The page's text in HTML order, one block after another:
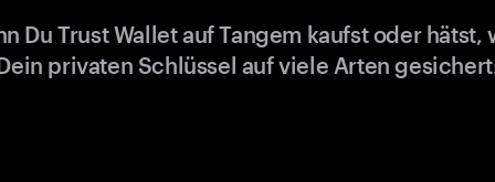
Du Trust Wallet auf Tangem kaufst oder hätst,
privaten Schlüssel auf viele Arten